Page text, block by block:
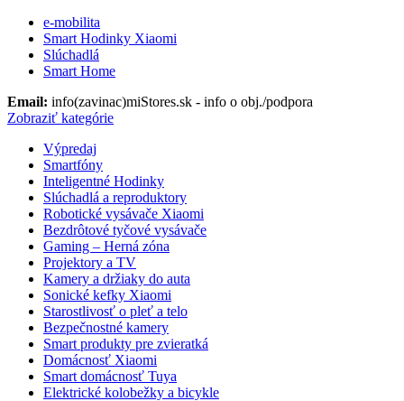
e-mobilita
Smart Hodinky Xiaomi
Slúchadlá
Smart Home
Email: info(zavinac)miStores.sk - info o obj./podpora
Zobraziť kategórie
Výpredaj
Smartfóny
Inteligentné Hodinky
Slúchadlá a reproduktory
Robotické vysávače Xiaomi
Bezdrôtové tyčové vysávače
Gaming – Herná zóna
Projektory a TV
Kamery a držiaky do auta
Sonické kefky Xiaomi
Starostlivosť o pleť a telo
Bezpečnostné kamery
Smart produkty pre zvieratká
Domácnosť Xiaomi
Smart domácnosť Tuya
Elektrické kolobežky a bicykle